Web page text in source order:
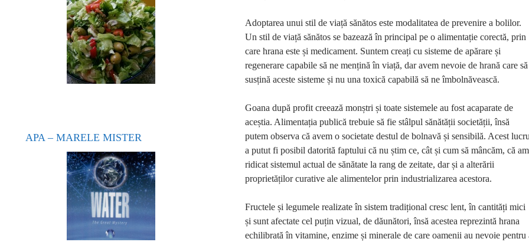
Adoptarea unui stil de viață sănătos este modalitatea de prevenire a bolilor.
Un stil de viață sănătos se bazează în principal pe o alimentație corectă, prin
care hrana este și medicament. Suntem creați cu sisteme de apărare și
regenerare capabile să ne mențină în viață, dar avem nevoie de hrană care să
susțină aceste sisteme și nu una toxică capabilă să ne îmbolnăvească.
Goana după profit creează monștri și toate sistemele au fost acaparate de
aceștia. Alimentația publică trebuie să fie stâlpul sănătății societății, însă
putem observa că avem o societate destul de bolnavă și sensibilă. Acest
a putut fi posibil datorită faptului că nu știm ce, cât și cum să mâncăm, că am
ridicat sistemul actual de sănătate la rang de zeitate, dar și a alterării
proprietăților curative ale alimentelor prin industrializarea acestora.
Fructele și legumele realizate în sistem tradițional cresc lent, în cantități mici
și sunt afectate cel puțin vizual, de dăunători, însă acestea reprezintă hrana
echilibrată în vitamine, enzime și minerale de care oamenii au nevoie pentru
APA – MARELE MISTER